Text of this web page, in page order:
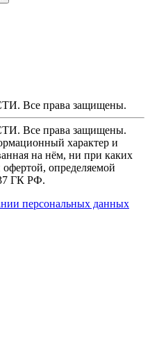
Все права защищены.
Все права защищены.
характер и
на нём, ни при каких
определяемой
ГК РФ.
персональных данных